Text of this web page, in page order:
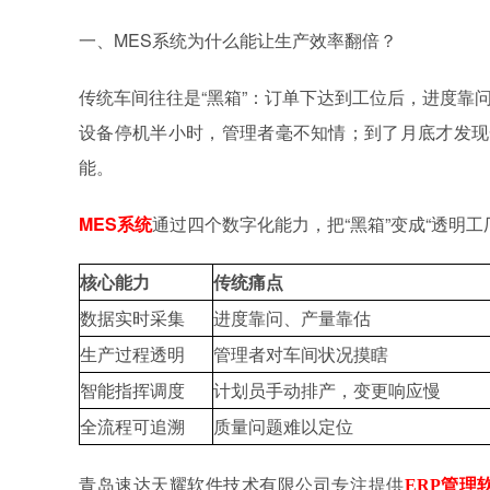
一、MES系统为什么能让生产效率翻倍？
传统车间往往是“黑箱”：订单下达到工位后，进度
设备停机半小时，管理者毫不知情；到了月底才发
能。
MES系统通过四个数字化能力，把“黑箱”变成“透明工
核心能力
传统痛点
数据实时采集
进度靠问、产量靠估
生产过程透明
管理者对车间状况摸瞎
智能指挥调度
计划员手动排产，变更响应慢
全流程可追溯
质量问题难以定位
青岛速达天耀软件技术有限公司专注提供ERP管理